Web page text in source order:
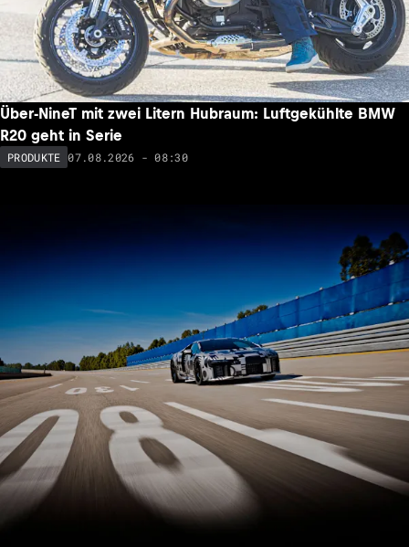
Über-NineT mit zwei Litern Hubraum: Luftgekühlte BMW
R20 geht in Serie
PRODUKTE 07.08.2026 - 08:30